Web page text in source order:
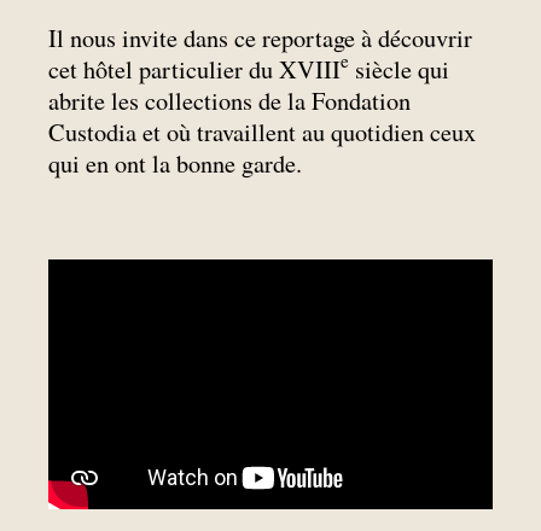
Il nous invite dans ce reportage à découvrir
cet hôtel particulier du XVIIIe siècle qui
abrite les collections de la Fondation
Custodia et où travaillent au quotidien ceux
qui en ont la bonne garde.